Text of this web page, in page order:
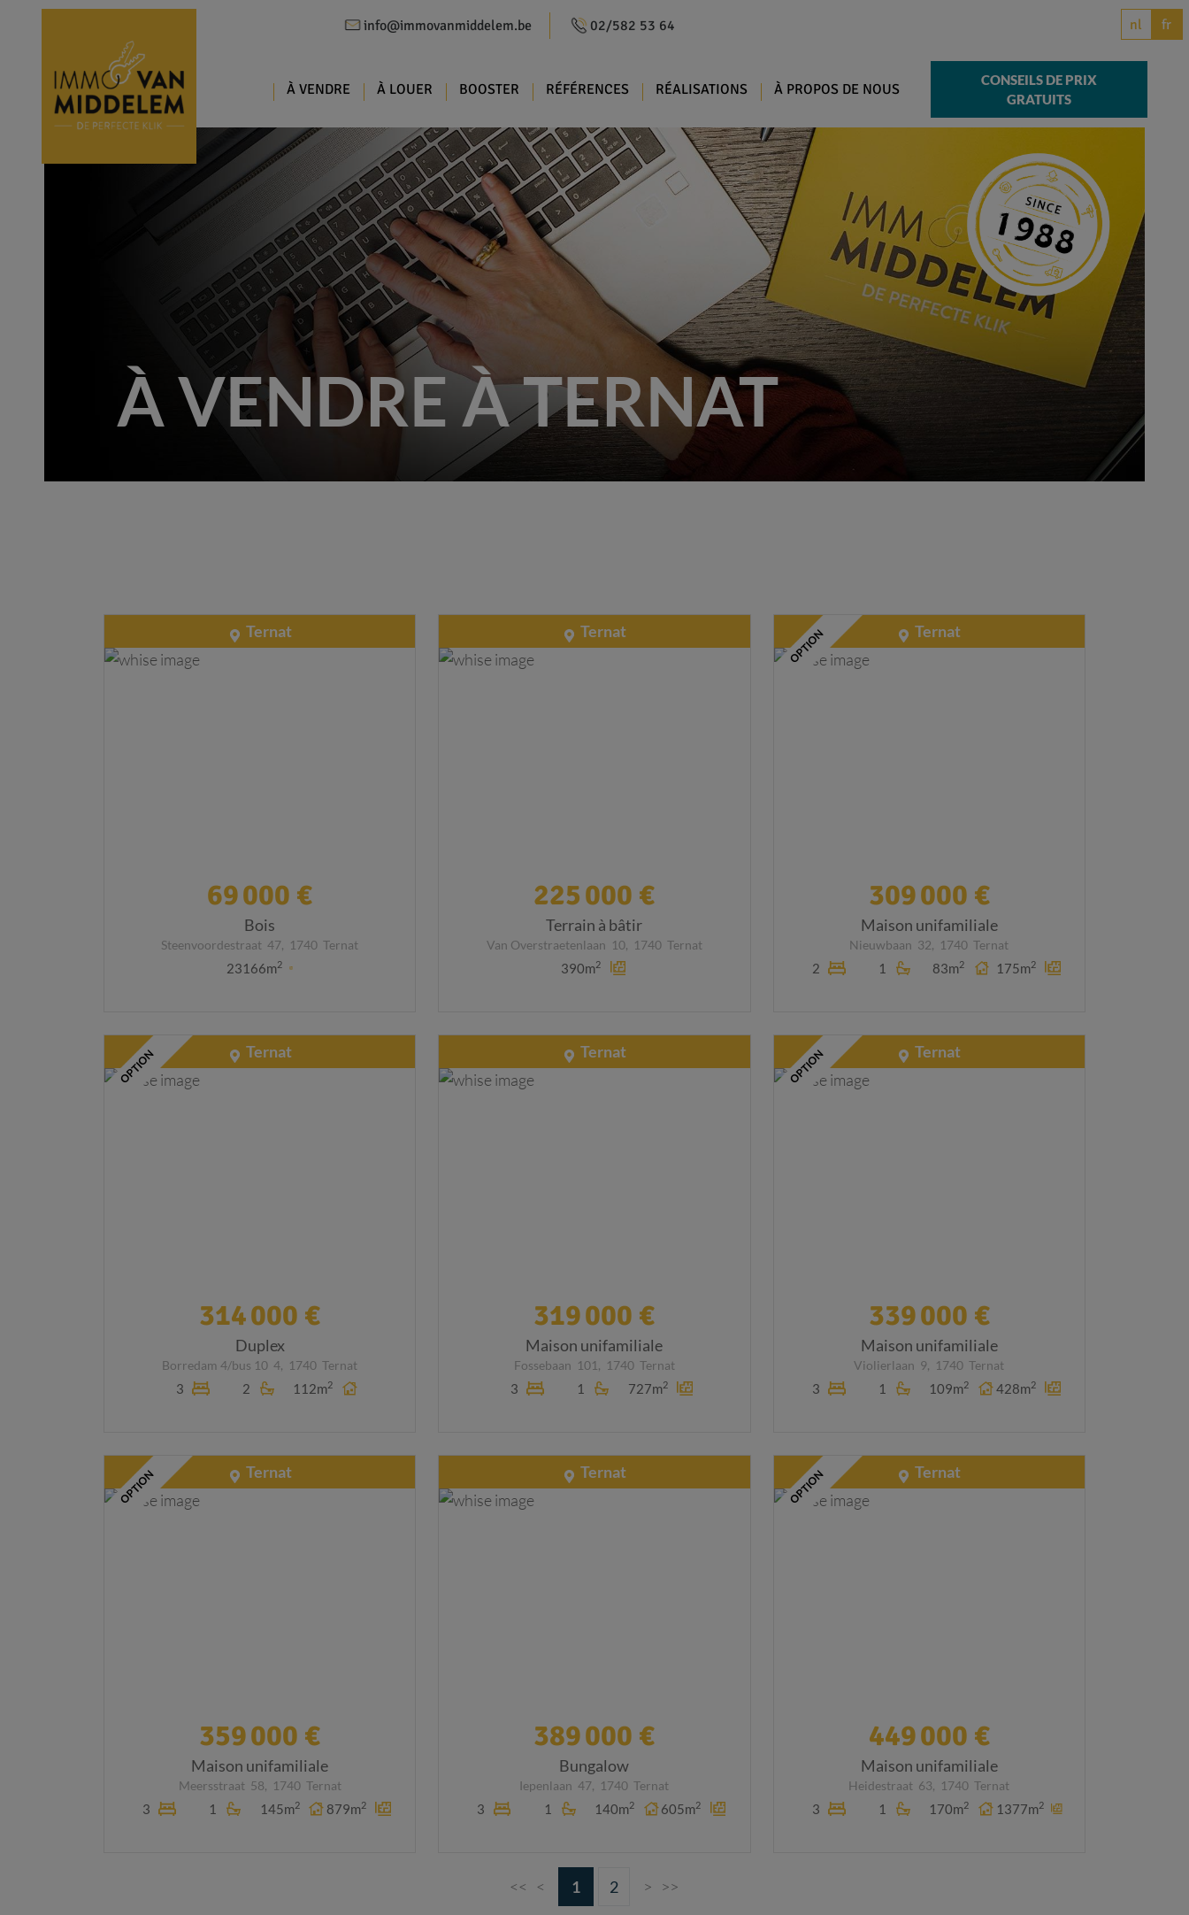
info@immovanmiddelem.be 02/582 53 64 nl fr
À VENDRE À LOUER BOOSTER RÉFÉRENCES RÉALISATIONS À PROPOS DE NOUS
CONSEILS DE PRIX
GRATUITS
À VENDRE À TERNAT
Ternat
69 000 €
Bois
Steenvoordestraat 47, 1740 Ternat
23166m2
Ternat
225 000 €
Terrain à bâtir
Van Overstraetenlaan 10, 1740 Ternat
390m2
Ternat
OPTION
309 000 €
Maison unifamiliale
Nieuwbaan 32, 1740 Ternat
2 1 83m2 175m2
Ternat
OPTION
314 000 €
Duplex
Borredam 4/bus 10 4, 1740 Ternat
3 2 112m2
Ternat
319 000 €
Maison unifamiliale
Fossebaan 101, 1740 Ternat
3 1 727m2
Ternat
OPTION
339 000 €
Maison unifamiliale
Violierlaan 9, 1740 Ternat
3 1 109m2 428m2
Ternat
OPTION
359 000 €
Maison unifamiliale
Meersstraat 58, 1740 Ternat
3 1 145m2 879m2
Ternat
389 000 €
Bungalow
Iepenlaan 47, 1740 Ternat
3 1 140m2 605m2
Ternat
OPTION
449 000 €
Maison unifamiliale
Heidestraat 63, 1740 Ternat
3 1 170m2 1377m2
<< < 1 2 > >>